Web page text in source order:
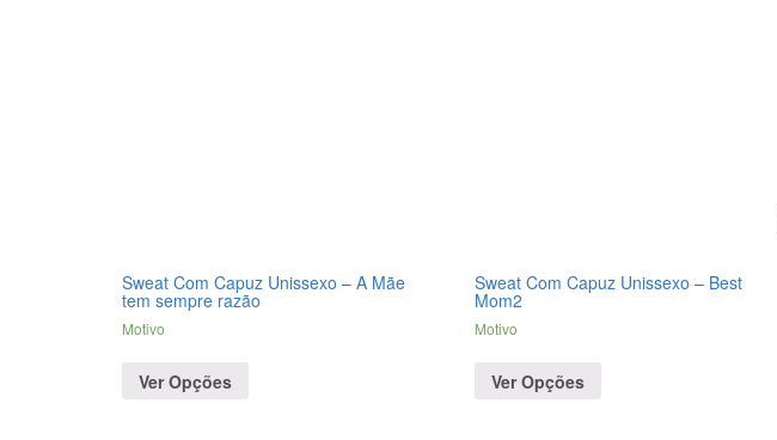
Sweat Com Capuz Unissexo – A Mãe
tem sempre razão
Motivo
Ver Opções
Sweat Com Capuz Unissexo – Best
Mom2
Motivo
Ver Opções